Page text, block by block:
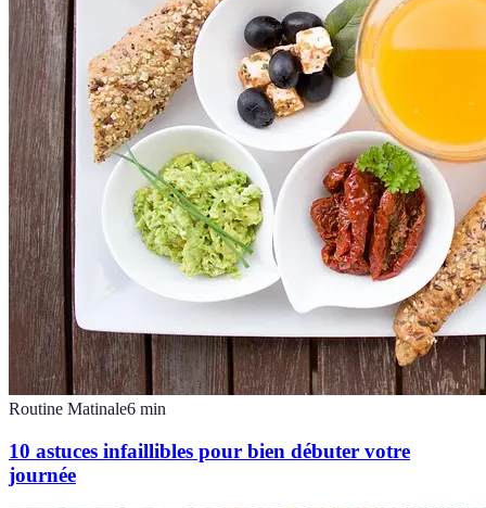
Routine Matinale6 min
10 astuces infaillibles pour bien débuter votre
journée